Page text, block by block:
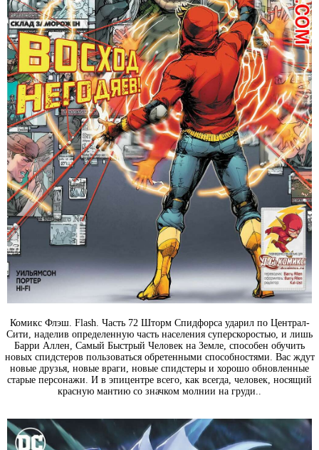
Комикс Флэш. Flash. Часть 72 Шторм Спидфорса ударил по Централ-
Сити, наделив определенную часть населения суперскоростью, и лишь
Барри Аллен, Самый Быстрый Человек на Земле, способен обучить
новых спидстеров пользоваться обретенными способностями. Вас ждут
новые друзья, новые враги, новые спидстеры и хорошо обновленные
старые персонажи. И в эпицентре всего, как всегда, человек, носящий
красную мантию со значком молнии на груди..